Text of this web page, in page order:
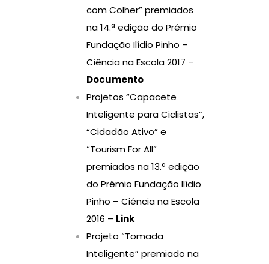
com Colher” premiados
na 14.ª edição do Prémio
Fundação Ilídio Pinho –
Ciência na Escola 2017 –
Documento
Projetos “Capacete
Inteligente para Ciclistas”,
“Cidadão Ativo” e
“Tourism For All”
premiados na 13.ª edição
do Prémio Fundação Ilídio
Pinho – Ciência na Escola
2016 – Link
Projeto “Tomada
Inteligente” premiado na